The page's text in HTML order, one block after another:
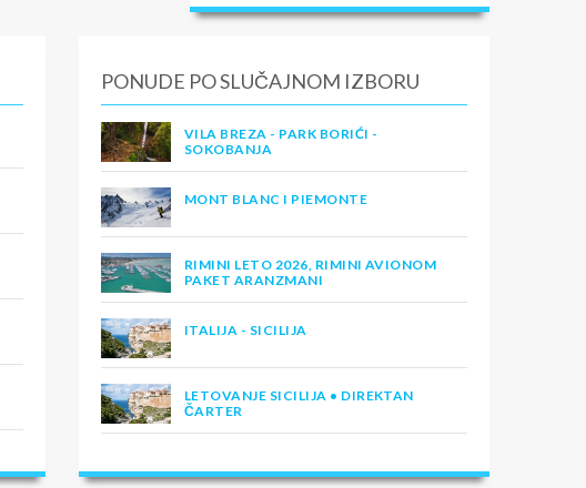
PONUDE PO SLUČAJNOM IZBORU
VILA BREZA - PARK BORIĆI -
SOKOBANJA
MONT BLANC I PIEMONTE
RIMINI LETO 2026, RIMINI AVIONOM
PAKET ARANZMANI
ITALIJA - SICILIJA
LETOVANJE SICILIJA • DIREKTAN
ČARTER